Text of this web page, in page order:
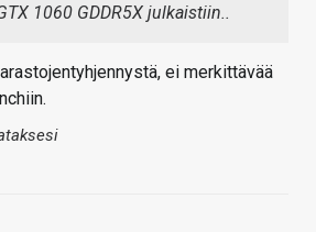
1060 GDDR5X julkaistiin..
ei merkittävää